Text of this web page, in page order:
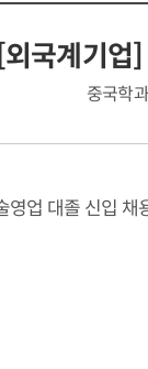
[외국계기업
중국학과